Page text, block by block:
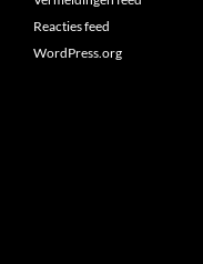
Reacties feed
WordPress.org